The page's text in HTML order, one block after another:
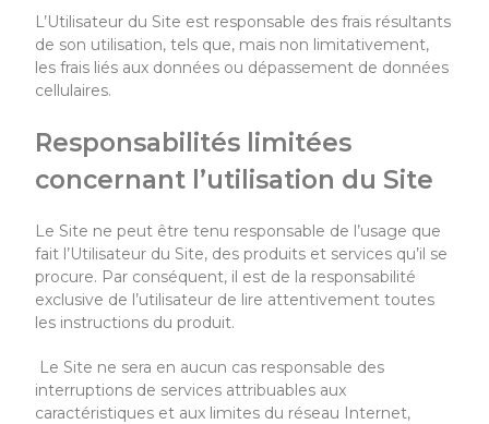
L’Utilisateur du Site est responsable des frais résultants
de son utilisation, tels que, mais non limitativement,
les frais liés aux données ou dépassement de données
cellulaires.
Responsabilités limitées
concernant l’utilisation du Site
Le Site ne peut être tenu responsable de l’usage que
fait l’Utilisateur du Site, des produits et services qu’il se
procure. Par conséquent, il est de la responsabilité
exclusive de l’utilisateur de lire attentivement toutes
les instructions du produit.
Le Site ne sera en aucun cas responsable des
interruptions de services attribuables aux
caractéristiques et aux limites du réseau Internet,